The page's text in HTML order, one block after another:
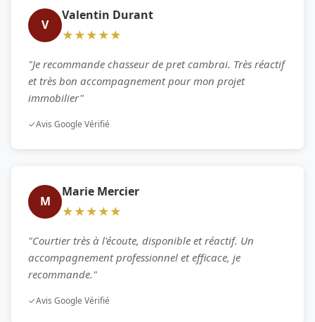
V
Valentin Durant
★★★★★
"Je recommande chasseur de pret cambrai. Très réactif
et très bon accompagnement pour mon projet
immobilier"
✓Avis Google Vérifié
M
Marie Mercier
★★★★★
"Courtier très à l'écoute, disponible et réactif. Un
accompagnement professionnel et efficace, je
recommande."
✓Avis Google Vérifié